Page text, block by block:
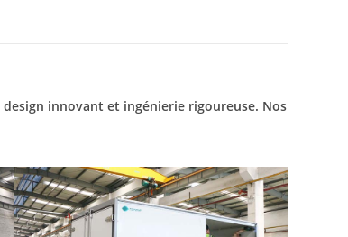
innovant et ingénierie rigoureuse. Nos